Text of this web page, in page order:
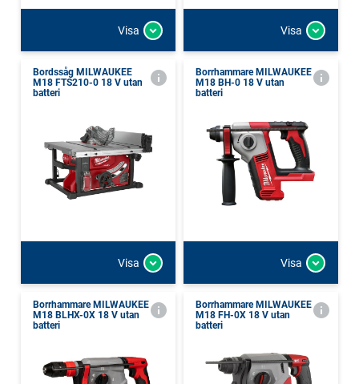
Visa Visa
Bordssåg MILWAUKEE
M18 FTS210-0 18 V utan
batteri
Visa
Borrhammare MILWAUKEE
M18 BH-0 18 V utan
batteri
Visa
Borrhammare MILWAUKEE
M18 BLHX-0X 18 V utan
batteri
Borrhammare MILWAUKEE
M18 FH-0X 18 V utan
batteri